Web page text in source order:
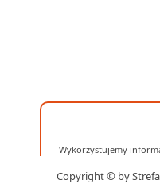
Wykorzystujemy
Copyright © by